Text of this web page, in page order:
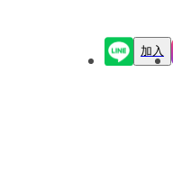
加入